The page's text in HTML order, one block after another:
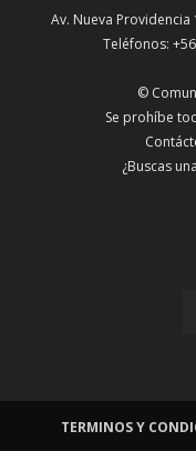
Av. Nueva Providencia
Teléfonos:
©
Se prohíbe
¿Buscas
TERMINOS Y